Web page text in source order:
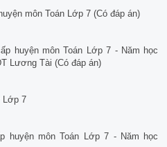
môn Toán Lớp 7 (Có đáp án)
huyện môn Toán Lớp 7 - Năm học
Lương Tài (Có đáp án)
Lớp 7
huyện môn Toán Lớp 7 - Năm học